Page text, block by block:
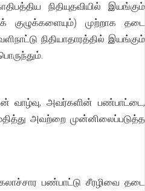
நிதியுதவியில் இயங்கும்
குழுக்களையும்) முற்றாக தடை
நிதியாதாரத்தில் இயங்கும்
வாழ்வு, அவர்களின் பண்பாட்டை,
அவற்றை முன்னிலைப்படுத்த
பண்பாட்டு சீரழிவை தடை